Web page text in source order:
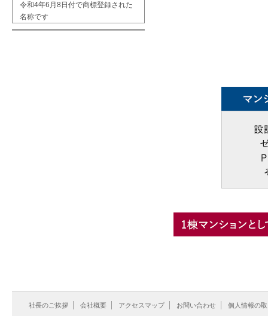
令和4年6月8日付で商標登録された
名称です
社長のご挨拶 会社概要 アクセスマップ お問い合わせ 個人情報の